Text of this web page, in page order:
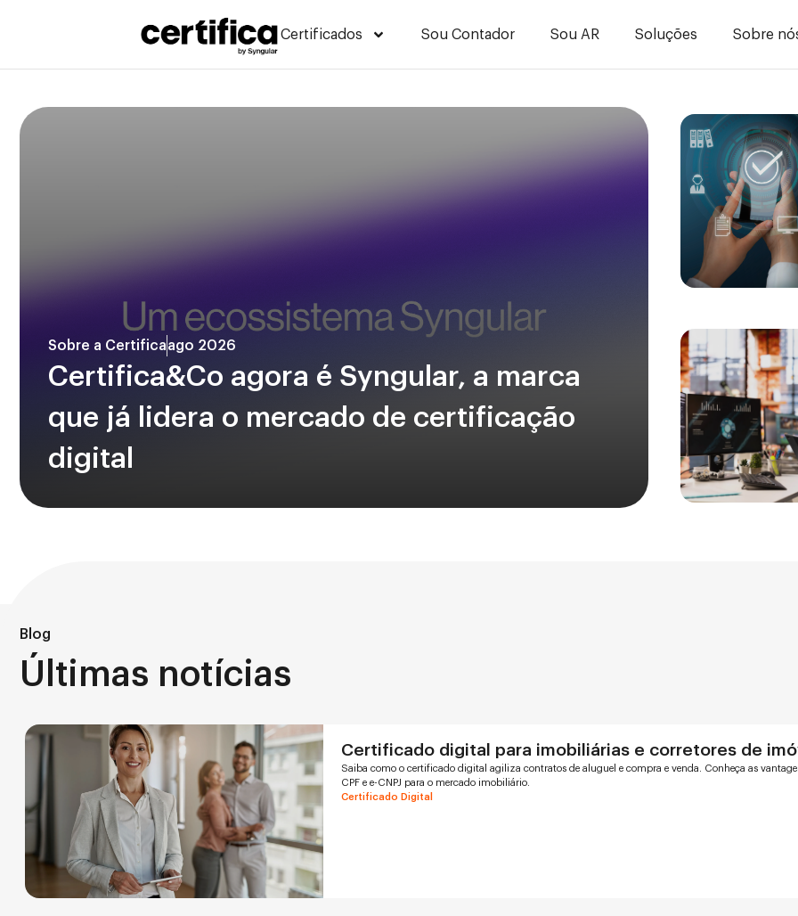
Certificados Sou Contador Sou AR Soluções Sobre
Sobre a Certificaago 2026
Certifica&Co agora é Syngular, a marca
que já lidera o mercado de certificação
digital
Blog
Últimas notícias
Certificado digital para imobiliárias e corretores de
Saiba como o certificado digital agiliza contratos de aluguel e compra e venda. Conheça as
CPF e e-CNPJ para o mercado imobiliário.
Certificado Digital